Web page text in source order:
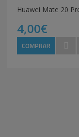
4,00€
COMPRAR